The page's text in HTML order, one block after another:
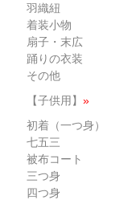
羽織紐
着装小物
扇子・末広
踊りの衣装
その他
【子供用】 »
初着（一つ身）
七五三
被布コート
三つ身
四つ身